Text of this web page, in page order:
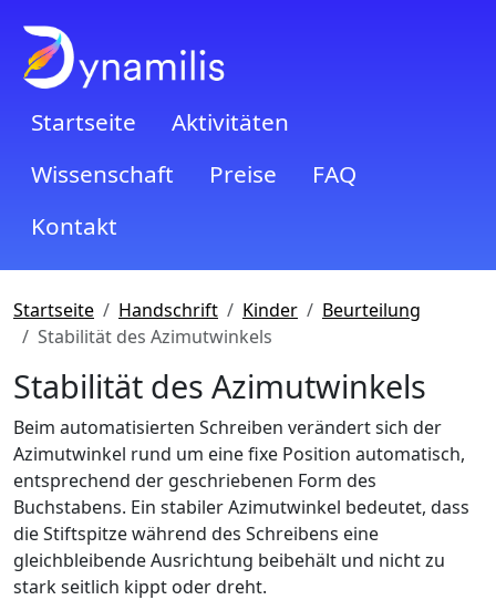
Startseite
Aktivitäten
Wissenschaft
Preise
FAQ
Kontakt
Startseite Handschrift Kinder
Beurteilung
Stabilität des Azimutwinkels
Stabilität des Azimutwinkels
Beim automatisierten Schreiben verändert sich der
Azimutwinkel rund um eine fixe Position automatisch,
entsprechend der geschriebenen Form des
Buchstabens. Ein stabiler Azimutwinkel bedeutet, dass
die Stiftspitze während des Schreibens eine
gleichbleibende Ausrichtung beibehält und nicht zu
stark seitlich kippt oder dreht.